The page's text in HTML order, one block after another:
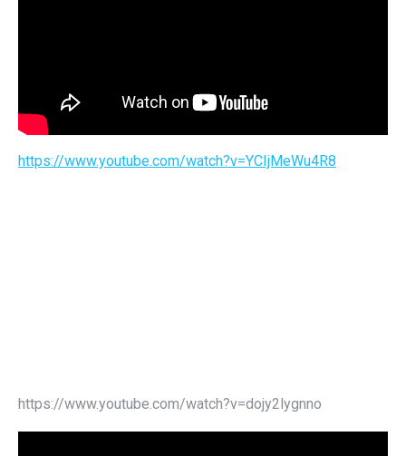
https://www.youtube.com/watch?v=YCIjMeWu4R8
https://www.youtube.com/watch?v=dojy2lygnno